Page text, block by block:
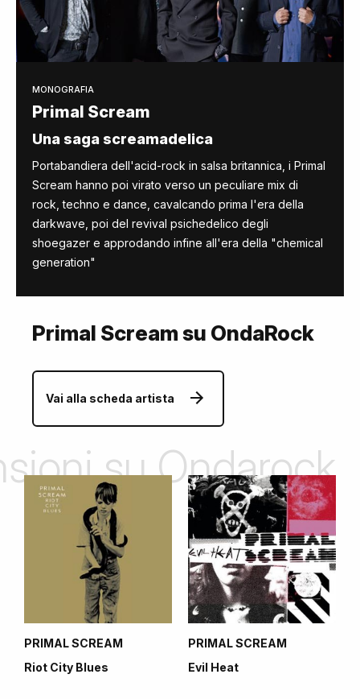
MONOGRAFIA
Primal Scream
Una saga screamadelica
Portabandiera dell'acid-rock in salsa britannica, i Primal
Scream hanno poi virato verso un peculiare mix di
rock, techno e dance, cavalcando prima l'era della
darkwave, poi del revival psichedelico degli
shoegazer e approdando infine all'era della "chemical
generation"
Primal Scream su OndaRock
Vai alla scheda artista
su Ondarock
PRIMAL SCREAM
Riot City Blues
PRIMAL SCREAM
Evil Heat